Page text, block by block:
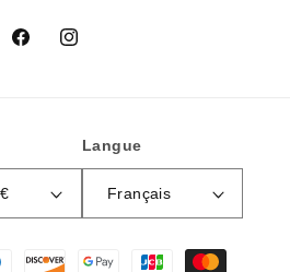
FacebookInstagram
France | EUR €
Langue
Français